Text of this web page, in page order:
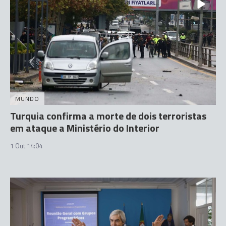
MUNDO
Turquia confirma a morte de dois terroristas
em ataque a Ministério do Interior
1 Out 14:04